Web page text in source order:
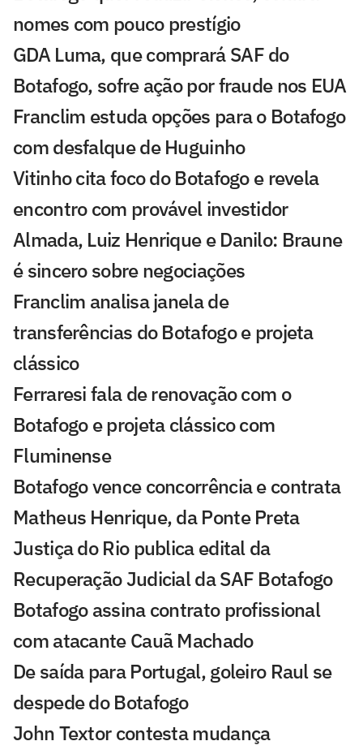
nomes com pouco prestígio
GDA Luma, que comprará SAF do
Botafogo, sofre ação por fraude nos EUA
Franclim estuda opções para o Botafogo
com desfalque de Huguinho
Vitinho cita foco do Botafogo e revela
encontro com provável investidor
Almada, Luiz Henrique e Danilo: Braune
é sincero sobre negociações
Franclim analisa janela de
transferências do Botafogo e projeta
clássico
Ferraresi fala de renovação com o
Botafogo e projeta clássico com
Fluminense
Botafogo vence concorrência e contrata
Matheus Henrique, da Ponte Preta
Justiça do Rio publica edital da
Recuperação Judicial da SAF Botafogo
Botafogo assina contrato profissional
com atacante Cauã Machado
De saída para Portugal, goleiro Raul se
despede do Botafogo
John Textor contesta mudança